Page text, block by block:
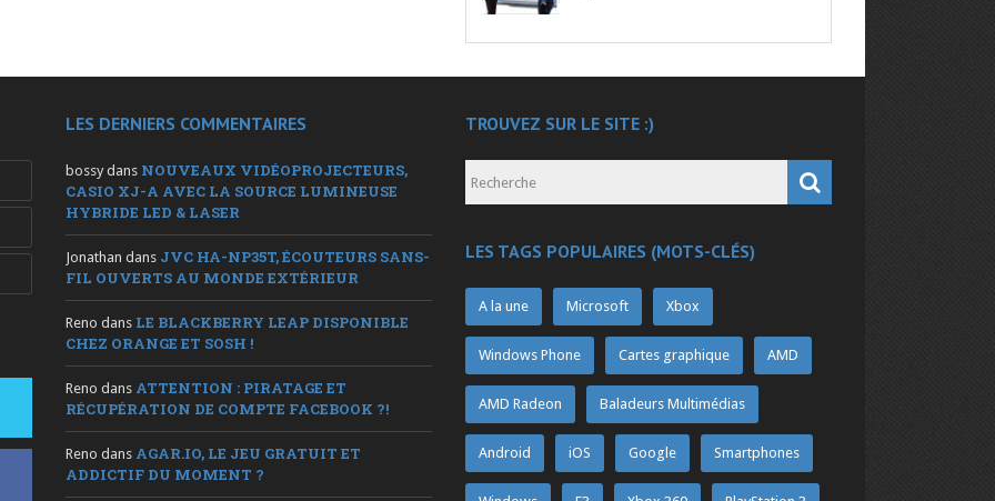
LES DERNIERS COMMENTAIRES
bossy dans NOUVEAUX VIDÉOPROJECTEURS,
CASIO XJ-A AVEC LA SOURCE LUMINEUSE
HYBRIDE LED & LASER
Jonathan dans JVC HA-NP35T, ÉCOUTEURS SANS-
FIL OUVERTS AU MONDE EXTÉRIEUR
Reno dans LE BLACKBERRY LEAP DISPONIBLE
CHEZ ORANGE ET SOSH !
Reno dans ATTENTION : PIRATAGE ET
RÉCUPÉRATION DE COMPTE FACEBOOK ?!
Reno dans AGAR.IO, LE JEU GRATUIT ET
ADDICTIF DU MOMENT ?
TROUVEZ SUR LE SITE :)
LES TAGS POPULAIRES (MOTS-CLÉS)
A la une Microsoft Xbox
Windows Phone Cartes graphique AMD
AMD Radeon Baladeurs Multimédias
Android iOS Google Smartphones